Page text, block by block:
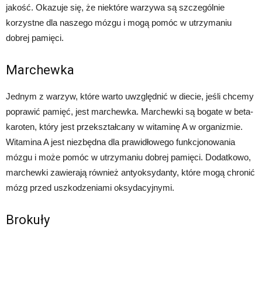
jakość. Okazuje się, że niektóre warzywa są szczególnie
korzystne dla naszego mózgu i mogą pomóc w utrzymaniu
dobrej pamięci.
Marchewka
Jednym z warzyw, które warto uwzględnić w diecie, jeśli chcemy
poprawić pamięć, jest marchewka. Marchewki są bogate w beta-
karoten, który jest przekształcany w witaminę A w organizmie.
Witamina A jest niezbędna dla prawidłowego funkcjonowania
mózgu i może pomóc w utrzymaniu dobrej pamięci. Dodatkowo,
marchewki zawierają również antyoksydanty, które mogą chronić
mózg przed uszkodzeniami oksydacyjnymi.
Brokuły